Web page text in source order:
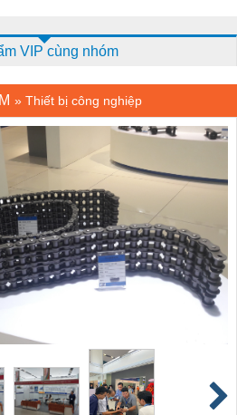
VIP cùng nhóm
» Thiết bị công nghiệp